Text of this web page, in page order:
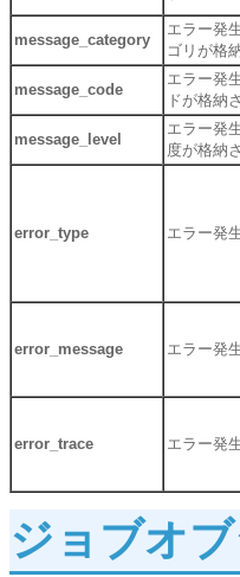
message_category
エラー発
ゴリが格
message_code
エラー発
ドが格納
message_level
エラー発
度が格納
error_type エラー発
error_message エラー発
error_trace エラー発
ジョブオ